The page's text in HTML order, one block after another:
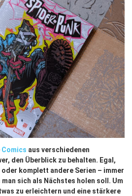
Comics aus verschiedenen
den Überblick zu behalten. Egal,
oder komplett andere Serien – immer
sich als Nächstes holen soll. Um
zu erleichtern und eine stärkere